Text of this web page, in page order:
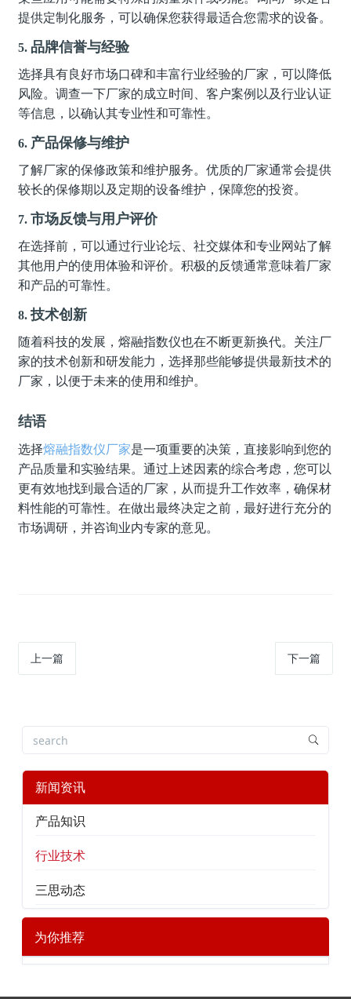
提供定制化服务，可以确保您获得最适合您需求的设备。
5. 品牌信誉与经验
选择具有良好市场口碑和丰富行业经验的厂家，可以降低
风险。调查一下厂家的成立时间、客户案例以及行业认证
等信息，以确认其专业性和可靠性。
6. 产品保修与维护
了解厂家的保修政策和维护服务。优质的厂家通常会提供
较长的保修期以及定期的设备维护，保障您的投资。
7.市场反馈与用户评价
在选择前，可以通过行业论坛、社交媒体和专业网站了解
其他用户的使用体验和评价。积极的反馈通常意味着厂家
和产品的可靠性。
8.技术创新
随着科技的发展，熔融指数仪也在不断更新换代。关注厂
家的技术创新和研发能力，选择那些能够提供最新技术的
厂家，以便于未来的使用和维护。
结语
选择熔融指数仪厂家是一项重要的决策，直接影响到您的
产品质量和实验结果。通过上述因素的综合考虑，您可以
更有效地找到最合适的厂家，从而提升工作效率，确保材
料性能的可靠性。在做出最终决定之前，最好进行充分的
市场调研，并咨询业内专家的意见。
上一篇 下一篇
新闻资讯
产品知识
行业技术
三思动态
为你推荐